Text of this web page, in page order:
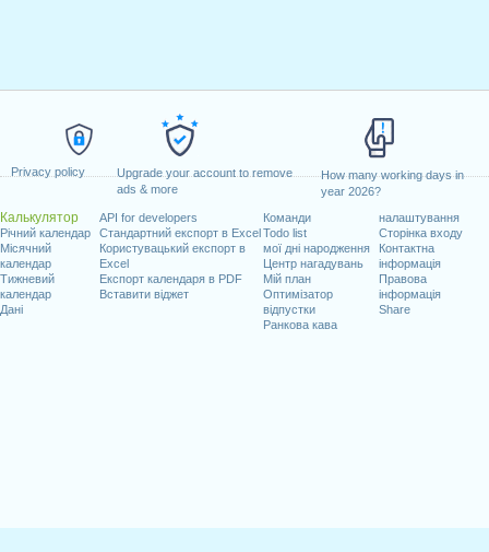
Privacy policy
Upgrade your account to remove
ads & more
How many working days in
year 2026?
Калькулятор
Річний календар
Місячний
календар
Тижневий
календар
Дані
API for developers
Стандартний експорт в Excel
Користувацький експорт в
Excel
Експорт календаря в PDF
Вставити віджет
Команди
Todo list
мої дні народження
Центр нагадувань
Мій план
Оптимізатор
відпустки
Ранкова кава
налаштування
Сторінка входу
Контактна
інформація
Правова
інформація
Share